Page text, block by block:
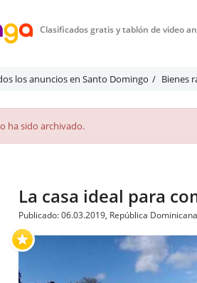
Clasificados gratis y tablón de video
los anuncios en Santo Domingo Bienes
ha sido archivado.
La casa ideal para
Publicado: 06.03.2019, República